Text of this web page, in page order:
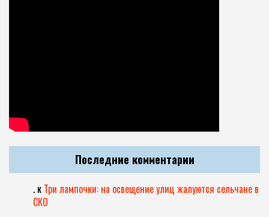
Последние комментарии
. к Три лампочки: на освещение улиц жалуются сельчане в
СКО